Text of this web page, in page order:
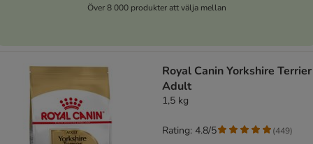
Över 8 000 produkter att välja mellan
Royal Canin Yorkshire Terrier
Adult
1,5 kg
Rating: 4.8/5 (449)